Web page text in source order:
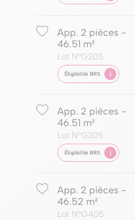
App. 2 pièces -
46.51 m²
Lot NºG205
Éligibilité BRS i
App. 2 pièces -
46.51 m²
Lot NºG305
Éligibilité BRS i
App. 2 pièces -
46.52 m²
Lot NºG405